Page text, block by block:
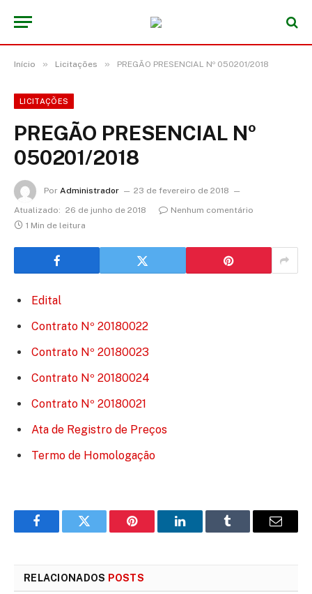
Início » Licitações » PREGÃO PRESENCIAL Nº 050201/2018
LICITAÇÕES
PREGÃO PRESENCIAL Nº
050201/2018
Por Administrador
23 de fevereiro de 2018
Atualizado: 26 de junho de 2018
Nenhum comentário
1 Min de leitura
Edital
Contrato Nº 20180022
Contrato Nº 20180023
Contrato Nº 20180024
Contrato Nº 20180021
Ata de Registro de Preços
Termo de Homologação
FacebookTwitter Pinterest LinkedInTumblr
E-
RELACIONADOS POSTS